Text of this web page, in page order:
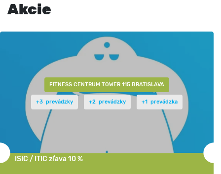
Akcie
FITNESS CENTRUM TOWER 115 BRATISLAVA
+3 prevádzky +2 prevádzky +1 prevádzka
ISIC / ITIC zľava 10 %